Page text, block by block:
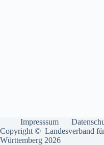
Impresssum
Copyright © Landesverband
Württemberg 2026